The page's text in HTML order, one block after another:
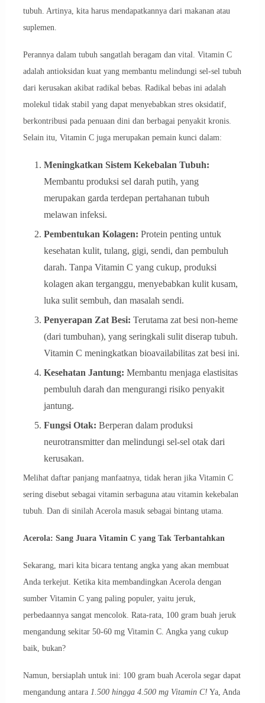
tubuh. Artinya, kita harus mendapatkannya dari makanan atau
suplemen.
Perannya dalam tubuh sangatlah beragam dan vital. Vitamin C
adalah antioksidan kuat yang membantu melindungi sel-sel tubuh
dari kerusakan akibat radikal bebas. Radikal bebas ini adalah
molekul tidak stabil yang dapat menyebabkan stres oksidatif,
berkontribusi pada penuaan dini dan berbagai penyakit kronis.
Selain itu, Vitamin C juga merupakan pemain kunci dalam:
Meningkatkan Sistem Kekebalan Tubuh:
Membantu produksi sel darah putih, yang
merupakan garda terdepan pertahanan tubuh
melawan infeksi.
Pembentukan Kolagen: Protein penting untuk
kesehatan kulit, tulang, gigi, sendi, dan pembuluh
darah. Tanpa Vitamin C yang cukup, produksi
kolagen akan terganggu, menyebabkan kulit kusam,
luka sulit sembuh, dan masalah sendi.
Penyerapan Zat Besi: Terutama zat besi non-heme
(dari tumbuhan), yang seringkali sulit diserap tubuh.
Vitamin C meningkatkan bioavailabilitas zat besi ini.
Kesehatan Jantung: Membantu menjaga elastisitas
pembuluh darah dan mengurangi risiko penyakit
jantung.
Fungsi Otak: Berperan dalam produksi
neurotransmitter dan melindungi sel-sel otak dari
kerusakan.
Melihat daftar panjang manfaatnya, tidak heran jika Vitamin C
sering disebut sebagai vitamin serbaguna atau vitamin kekebalan
tubuh. Dan di sinilah Acerola masuk sebagai bintang utama.
Acerola: Sang Juara Vitamin C yang Tak Terbantahkan
Sekarang, mari kita bicara tentang angka yang akan membuat
Anda terkejut. Ketika kita membandingkan Acerola dengan
sumber Vitamin C yang paling populer, yaitu jeruk,
perbedaannya sangat mencolok. Rata-rata, 100 gram buah jeruk
mengandung sekitar 50-60 mg Vitamin C. Angka yang cukup
baik, bukan?
Namun, bersiaplah untuk ini: 100 gram buah Acerola segar dapat
mengandung antara 1.500 hingga 4.500 mg Vitamin C! Ya, Anda